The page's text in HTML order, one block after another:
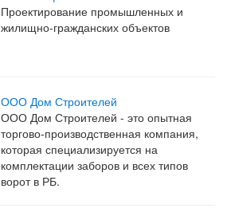
Проектирование промышленных и
жилищно-гражданских объектов
ООО Дом Строителей
ООО Дом Строителей - это опытная
торгово-производственная компания,
которая специализируется на
комплектации заборов и всех типов
ворот в РБ.